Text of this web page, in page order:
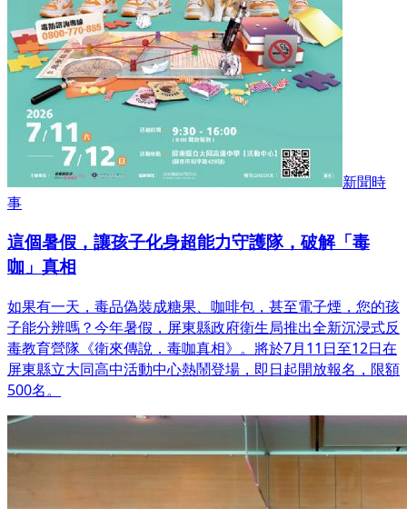
新聞時
事
這個暑假，讓孩子化身超能力守護隊，破解「毒
咖」真相
如果有一天，毒品偽裝成糖果、咖啡包，甚至電子煙，您的孩
子能分辨嗎？今年暑假，屏東縣政府衛生局推出全新沉浸式反
毒教育營隊《衛來傳說．毒咖真相》。將於7月11日至12日在
屏東縣立大同高中活動中心熱鬧登場，即日起開放報名，限額
500名。